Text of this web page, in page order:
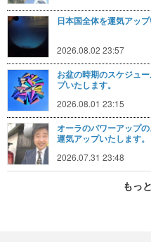
日本国全体を運気アップ
2026.08.02 23:57
お盆の時期のスケジュ
プいたします。
2026.08.01 23:15
オーラのパワーアップ
運気アップいたします。
2026.07.31 23:48
もっ